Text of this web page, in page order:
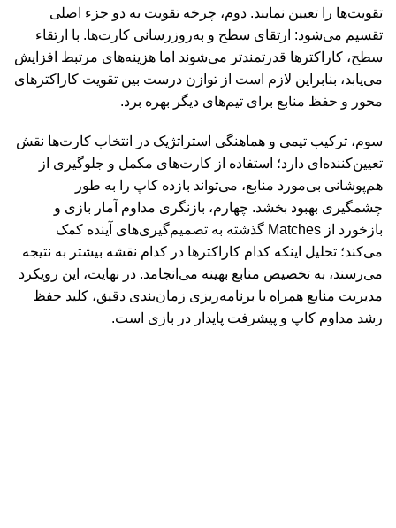
تقویت‌ها را تعیین نمایند. دوم، چرخه تقویت به دو جزء اصلی
تقسیم می‌شود: ارتقای سطح و به‌روزرسانی کارت‌ها. با ارتقاء
سطح، کاراکترها قدرتمندتر می‌شوند اما هزینه‌های مرتبط افزایش
می‌یابد، بنابراین لازم است از توازن درست بین تقویت کاراکترهای
محور و حفظ منابع برای تیم‌های دیگر بهره برد.
سوم، ترکیب تیمی و هماهنگی استراتژیک در انتخاب کارت‌ها نقش
تعیین‌کننده‌ای دارد؛ استفاده از کارت‌های مکمل و جلوگیری از
هم‌پوشانی بی‌مورد منابع، می‌تواند بازده کاپ را به طور
چشمگیری بهبود بخشد. چهارم، بازنگری مداوم آمار بازی و
بازخورد از
گذشته به تصمیم‌گیری‌های آینده کمک
می‌کند؛ تحلیل اینکه کدام کاراکترها در کدام نقشه بیشتر به نتیجه
می‌رسند، به تخصیص منابع بهینه می‌انجامد. در نهایت، این رویکرد
مدیریت منابع همراه با برنامه‌ریزی زمان‌بندی دقیق، کلید حفظ
رشد مداوم کاپ و پیشرفت پایدار در بازی است.